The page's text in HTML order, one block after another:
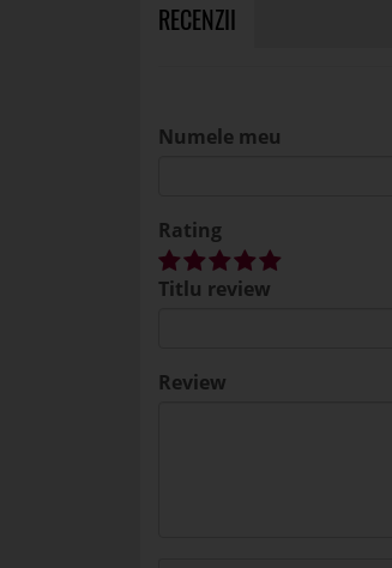
RECENZII
Numele meu
Rating
Titlu review
Review